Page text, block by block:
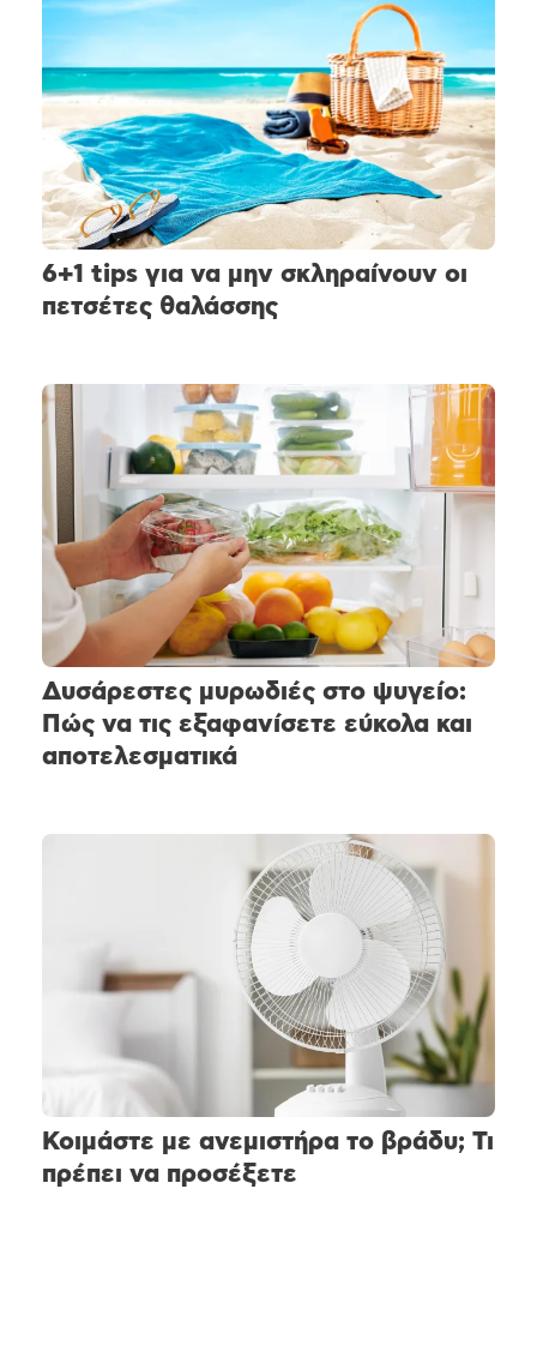
6+1 tips για να μην σκληραίνουν οι
πετσέτες θαλάσσης
Δυσάρεστες μυρωδιές στο ψυγείο:
Πώς να τις εξαφανίσετε εύκολα και
αποτελεσματικά
Κοιμάστε με ανεμιστήρα το βράδυ; Τι
πρέπει να προσέξετε